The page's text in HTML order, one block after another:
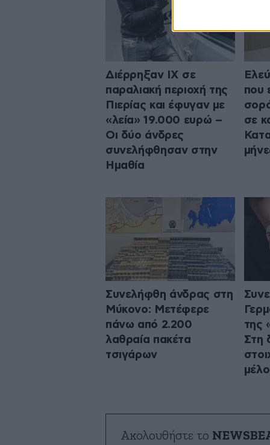
Διέρρηξαν ΙΧ σε
παραλιακή περιοχή της
Πιερίας και έφυγαν με
«λεία» 19.000 ευρώ –
Οι δύο άνδρες
συνελήφθησαν στην
Ημαθία
που
σε
Συνελήφθη άνδρας στη
Μύκονο: Μετέφερε
πάνω από 2.200
λαθραία πακέτα
τσιγάρων
της
Στη
Ακολουθήστε το